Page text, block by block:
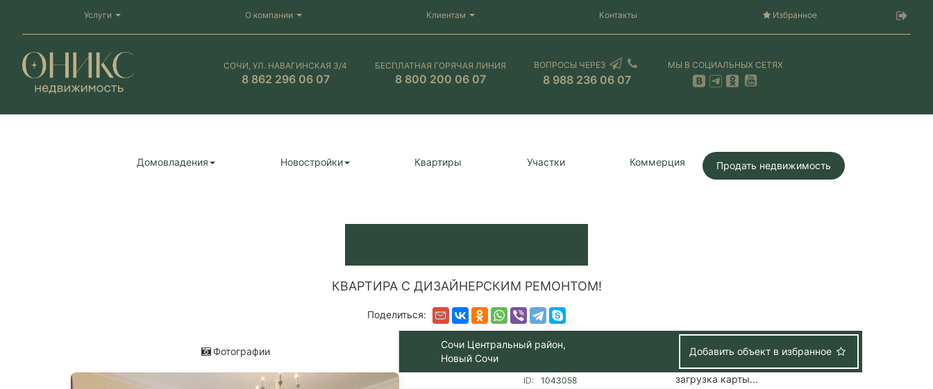
Услуги О компании Клиентам Контакты Избранное
СОЧИ, УЛ. НАВАГИНСКАЯ 3/4
8 862 296 06 07
БЕСПЛАТНАЯ ГОРЯЧАЯ ЛИНИЯ
8 800 200 06 07
ВОПРОСЫ ЧЕРЕЗ
8 988 236 06 07
МЫ В СОЦИАЛЬНЫХ СЕТЯХ
Домовладения Новостройки Квартиры Участки Коммерция Продать недвижимость
КВАРТИРА С ДИЗАЙНЕРСКИМ РЕМОНТОМ!
Поделиться:
Фотографии
Сочи Центральный район,
Новый Сочи
Добавить объект в избранное
ID:
1043058
загрузка карты...